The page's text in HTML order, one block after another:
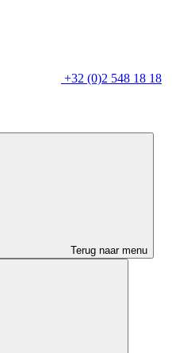
+32 (0)2 548 18 18
Terug naar menu